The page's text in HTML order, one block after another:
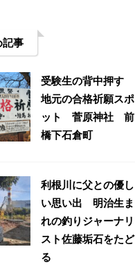
記事
受験生の背中押す
地元の合格祈願スポ
ット 菅原神社 前
橋下石倉町
利根川に父との優し
い思い出 明治生ま
れの釣りジャーナリ
スト佐藤垢石をたど
る